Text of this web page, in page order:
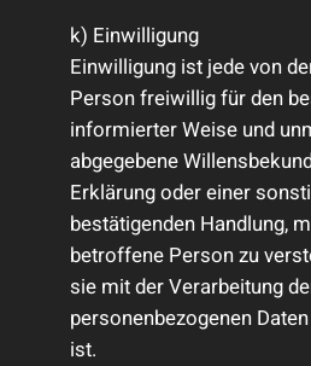
k) Einwilligung
Einwilligung ist jede von
Person freiwillig für den
informierter Weise und
abgegebene
Erklärung oder einer
bestätigenden Handlung,
betroffene Person zu
sie mit der Verarbeitung
personenbezogenen
ist.